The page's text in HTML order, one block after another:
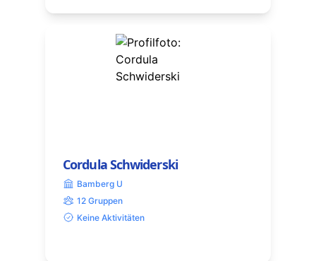
Cordula Schwiderski
Bamberg U
12 Gruppen
Keine Aktivitäten